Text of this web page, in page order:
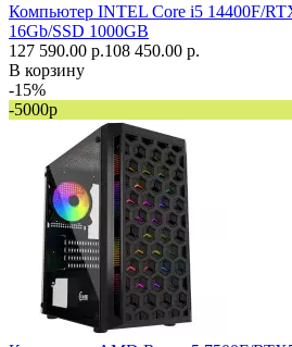
Компьютер INTEL Core i5 14400F/
16Gb/SSD 1000GB
127 590.00 р.108 450.00 р.
В корзину
-15%
-5000р